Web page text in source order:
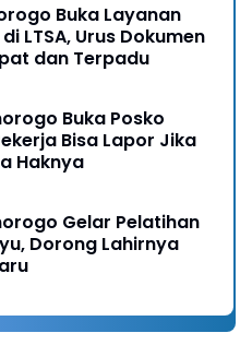
Buka Layanan
LTSA, Urus Dokumen
dan Terpadu
Buka Posko
Bisa Lapor Jika
Haknya
Gelar Pelatihan
Dorong Lahirnya